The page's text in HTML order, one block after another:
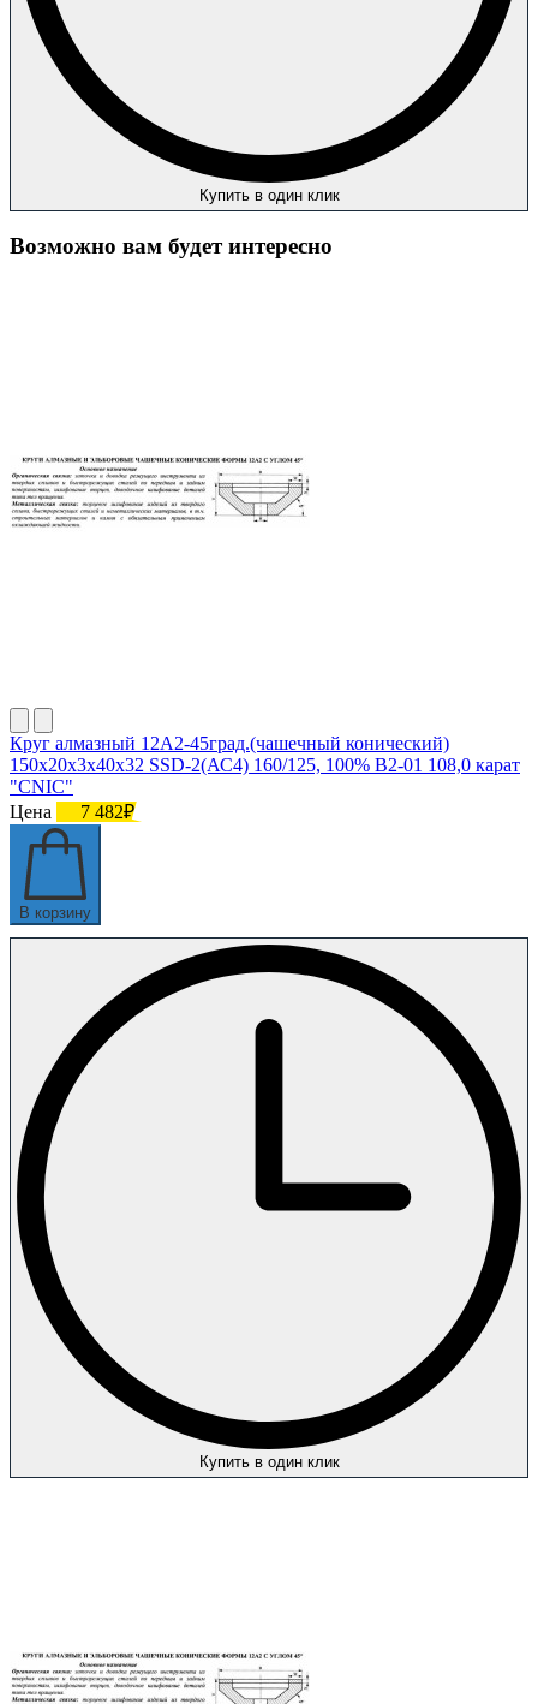
Купить в один клик
Возможно вам будет интересно
Круг алмазный 12А2-45град.(чашечный конический)
150х20х3х40х32 SSD-2(АС4) 160/125, 100% В2-01 108,0 карат
"CNIC"
Цена
7 482₽
В корзину
Купить в один клик